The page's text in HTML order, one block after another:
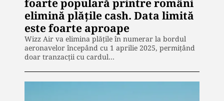
foarte populară printre români
elimină plăţile cash. Data limită
este foarte aproape
Wizz Air va elimina plățile în numerar la bordul
aeronavelor începând cu 1 aprilie 2025, permițând
doar tranzacții cu cardul…